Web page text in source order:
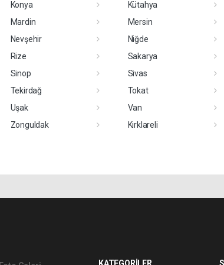
Konya
Kütahya
Mardin
Mersin
Nevşehir
Niğde
Rize
Sakarya
Sinop
Sivas
Tekirdağ
Tokat
Uşak
Van
Zonguldak
Kırklareli